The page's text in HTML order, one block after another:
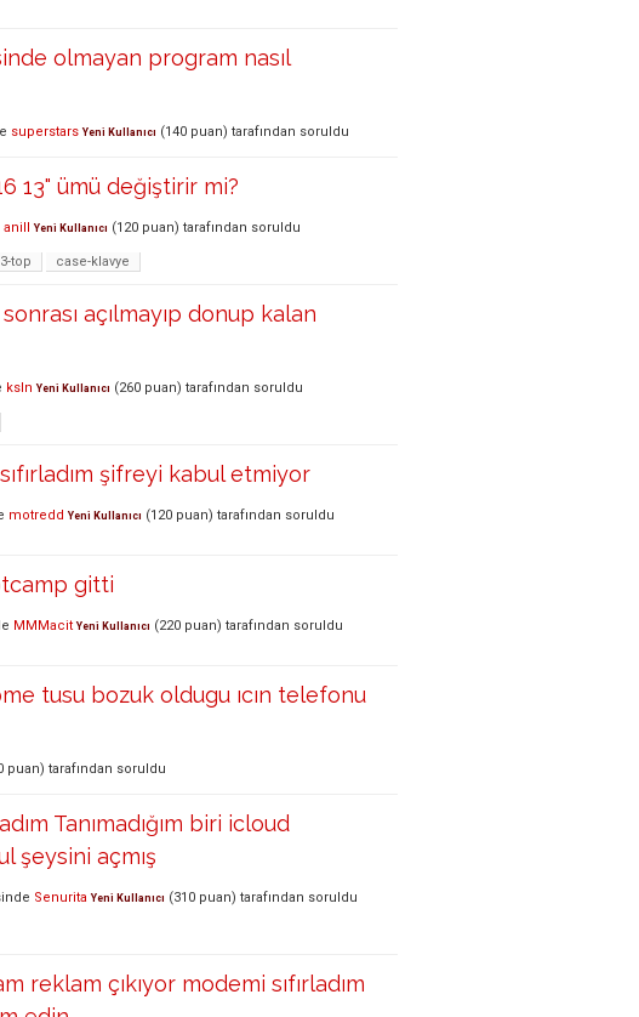
olmayan program nasıl
superstars Yeni Kullanıcı (140 puan) tarafından soruldu
13" ümü değiştirir mi?
anill Yeni Kullanıcı (120 puan) tarafından soruldu
top case-klavye
açılmayıp donup kalan
ksln Yeni Kullanıcı (260 puan) tarafından soruldu
şifreyi kabul etmiyor
motredd Yeni Kullanıcı (120 puan) tarafından soruldu
gitti
MMMacit Yeni Kullanıcı (220 puan) tarafından soruldu
tusu bozuk oldugu ıcın telefonu
puan) tarafından soruldu
Tanımadığım biri icloud
şeysini açmış
Senurita Yeni Kullanıcı (310 puan) tarafından soruldu
reklam çıkıyor modemi sıfırladım